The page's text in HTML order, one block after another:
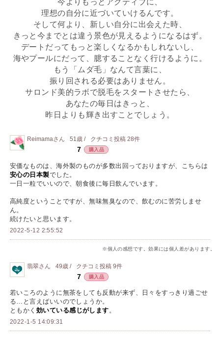
今よりもっとアクティブに、
理想の自分に近づいていけるんです。
そして何より、新しい自分に出会えた時、
きっと今までとは違う景色が見えるようになるはず。
デートだってもっと楽しくなるかもしれないし、
海やプールにだって、臆することなく行けるように。
もう「ムダ毛」なんて言葉に、
振り回される必要はありません。
サロンド美的ラボで脱毛をスタートさせたら、
あなたの毎日はきっと、
昨日よりも輝き出すことでしょう。
Reimamaさん 51歳 / クチコミ投稿 28件
7 購入品
安価なものは、海外製のものが多数出回っておりますが、こちらは
安心の日本製でした。
一日一粒でいいので、朝食後に毎日飲んでいます。
高純度ということですが、無味無臭なので、飲むのに苦労しませ
ん。
続けたいと思います。
2022-5-12 2:55:52
※個人の感想です。効果には個人差があります。
翡翠さん 49歳 / クチコミ投稿 9件
7 購入品
若いころのように無茶をしても反動が来ず、日々をすっきり過ごせ
る…と言えばいいのでしょうか。
ともかく 効いている感じがします。
2022-1-5 14:09:31